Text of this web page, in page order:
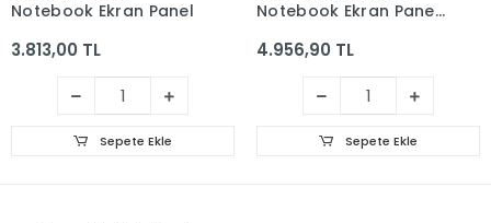
Notebook Ekran Panel
3.813,00 TL
Sepete Ekle
Notebook Ekran Panel
4.956,90 TL
Sepete Ekle